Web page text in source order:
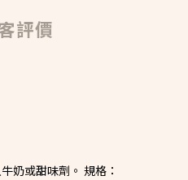
評價
奶或甜味劑。 規格：